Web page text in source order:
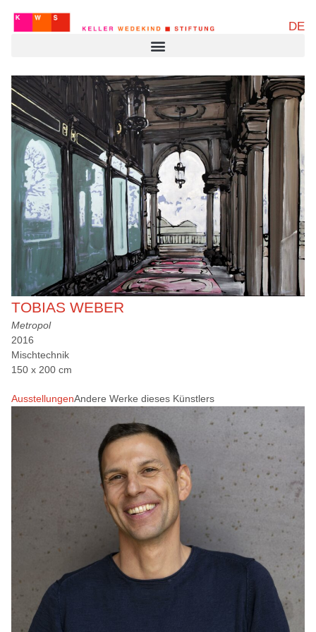
DE
TOBIAS WEBER
Metropol
2016
Mischtechnik
150 x 200 cm
AusstellungenAndere Werke dieses Künstlers